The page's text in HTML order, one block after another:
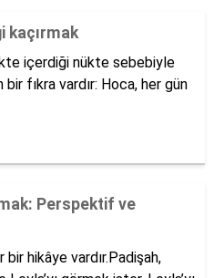
kaçırmak
içerdiği nükte sebebiyle
fıkra vardır: Hoca, her gün
Perspektif ve
bir hikâye vardır.Padişah,